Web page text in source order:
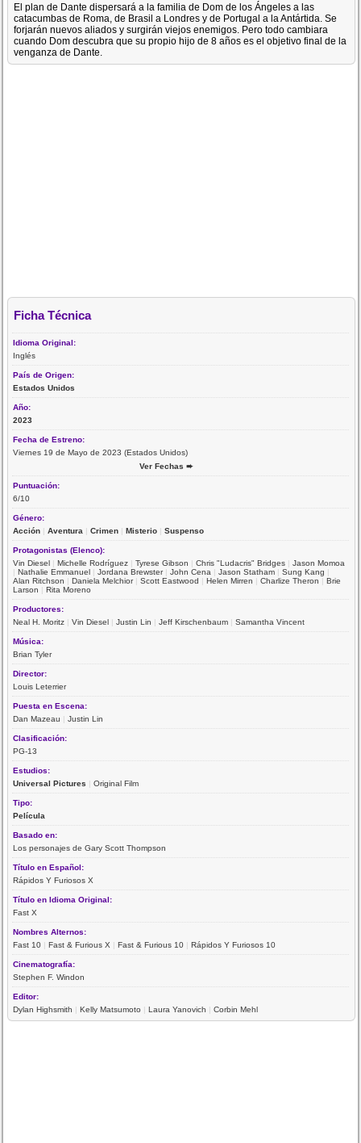
El plan de Dante dispersará a la familia de Dom de los Ángeles a las
catacumbas de Roma, de Brasil a Londres y de Portugal a la Antártida. Se
forjarán nuevos aliados y surgirán viejos enemigos. Pero todo cambiara
cuando Dom descubra que su propio hijo de 8 años es el objetivo final de la
venganza de Dante.
Ficha Técnica
Idioma Original:
Inglés
País de Origen:
Estados Unidos
Año:
2023
Fecha de Estreno:
Viernes 19 de Mayo de 2023 (Estados Unidos)
Ver Fechas ➨
Puntuación:
6/10
Género:
Acción |Aventura |Crimen |Misterio |Suspenso
Protagonistas (Elenco):
Vin Diesel |Michelle Rodríguez |Tyrese Gibson |Chris "Ludacris" Bridges |Jason Momoa
|Nathalie Emmanuel |Jordana Brewster|John Cena |Jason Statham |Sung Kang |
Alan Ritchson |Daniela Melchior|Scott Eastwood |Helen Mirren |Charlize Theron |Brie
Larson |Rita Moreno
Productores:
Neal H. Moritz |Vin Diesel |Justin Lin |Jeff Kirschenbaum |Samantha Vincent
Música:
Brian Tyler
Director:
Louis Leterrier
Puesta en Escena:
Dan Mazeau |Justin Lin
Clasificación:
PG-13
Estudios:
Universal Pictures |Original Film
Tipo:
Película
Basado en:
Los personajes de Gary Scott Thompson
Título en Español:
Rápidos Y Furiosos X
Título en Idioma Original:
Fast X
Nombres Alternos:
Fast 10 |Fast & Furious X |Fast & Furious 10 |Rápidos Y Furiosos 10
Cinematografía:
Stephen F. Windon
Editor:
Dylan Highsmith |Kelly Matsumoto |Laura Yanovich |Corbin Mehl